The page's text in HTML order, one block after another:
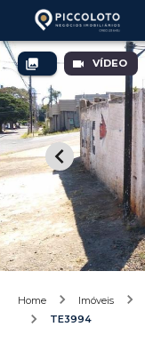
VÍDEO
Home Imóveis
TE3994